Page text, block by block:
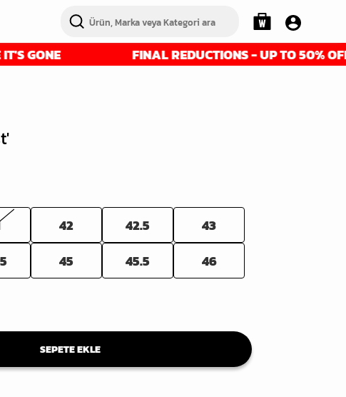
FINAL REDUCTIONS - UP TO 50% OFF - GET
42 42.5
43
45 45.5
46
SEPETE EKLE